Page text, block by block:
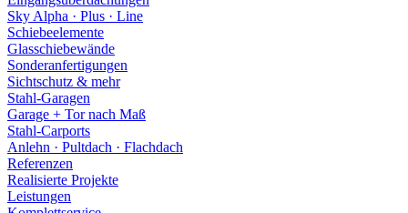
Sky Alpha · Plus · Line
Schiebeelemente
Glasschiebewände
Sonderanfertigungen
Sichtschutz & mehr
Stahl-Garagen
Garage + Tor nach Maß
Stahl-Carports
Anlehn · Pultdach · Flachdach
Referenzen
Realisierte Projekte
Leistungen